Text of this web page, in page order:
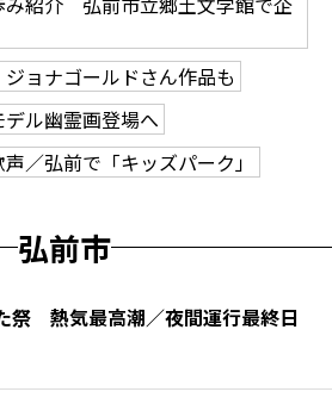
ョナゴールドさん作品も
ル幽霊画登場へ
／弘前で「キッズパーク」
弘前市
祭 熱気最高潮／夜間運行最終日